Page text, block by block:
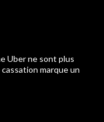
Uber ne sont plus
marque un